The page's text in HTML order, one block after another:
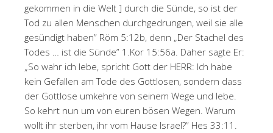
gekommen in die Welt ] durch die Sünde, so ist der
Tod zu allen Menschen durchgedrungen, weil sie alle
gesündigt haben” Röm 5:12b, denn „Der Stachel des
Todes … ist die Sünde” 1.Kor 15:56a. Daher sagte Er:
„So wahr ich lebe, spricht Gott der HERR: Ich habe
kein Gefallen am Tode des Gottlosen, sondern dass
der Gottlose umkehre von seinem Wege und lebe.
So kehrt nun um von euren bösen Wegen. Warum
wollt ihr sterben, ihr vom Hause Israel?” Hes 33:11.